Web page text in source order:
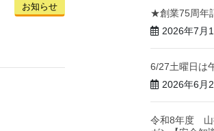
お知らせ
★創業75周年
2026年7月
6/27土曜日は
2026年6月
令和8年度